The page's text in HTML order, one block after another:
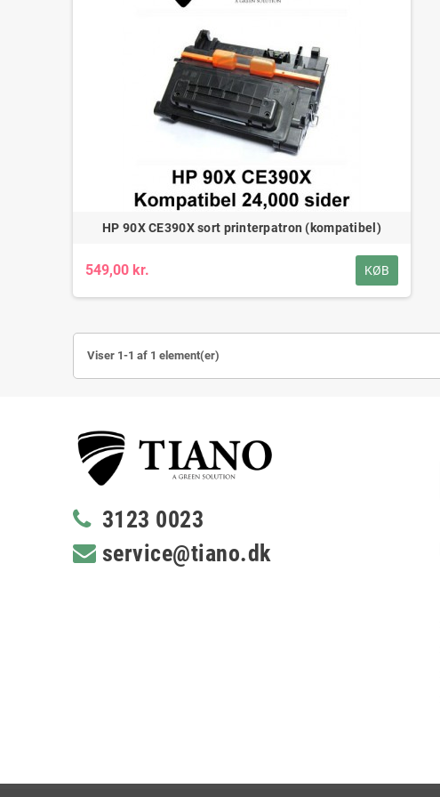
HP 90X CE390X sort printerpatron (kompatibel)
549,00 kr. KØB
Viser 1-1 af 1 element(er)
3123 0023
service@tiano.dk